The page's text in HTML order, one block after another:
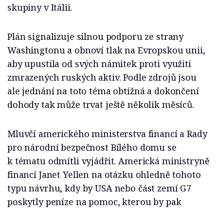
skupiny v Itálii.
Plán signalizuje silnou podporu ze strany
Washingtonu a obnoví tlak na Evropskou unii,
aby upustila od svých námitek proti využití
zmrazených ruských aktiv. Podle zdrojů jsou
ale jednání na toto téma obtížná a dokončení
dohody tak může trvat ještě několik měsíců.
Mluvčí amerického ministerstva financí a Rady
pro národní bezpečnost Bílého domu se
k tématu odmítli vyjádřit. Americká ministryně
financí Janet Yellen na otázku ohledně tohoto
typu návrhu, kdy by USA nebo část zemí G7
poskytly peníze na pomoc, kterou by pak